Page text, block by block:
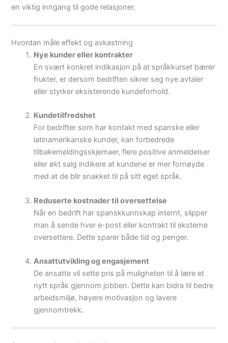
en viktig inngang til gode relasjoner.
Hvordan måle effekt og avkastning
Nye kunder eller kontrakter
En svært konkret indikasjon på at språkkurset bærer
frukter, er dersom bedriften sikrer seg nye avtaler
eller styrker eksisterende kundeforhold.
Kundetilfredshet
For bedrifter som har kontakt med spanske eller
latinamerikanske kunder, kan forbedrede
tilbakemeldingsskjemaer, flere positive anmeldelser
eller økt salg indikere at kundene er mer fornøyde
med at de blir snakket til på sitt eget språk.
Reduserte kostnader til oversettelse
Når en bedrift har spanskkunnskap internt, slipper
man å sende hver e-post eller kontrakt til eksterne
oversettere. Dette sparer både tid og penger.
Ansattutvikling og engasjement
De ansatte vil sette pris på muligheten til å lære et
nytt språk gjennom jobben. Dette kan bidra til bedre
arbeidsmiljø, høyere motivasjon og lavere
gjennomtrekk.